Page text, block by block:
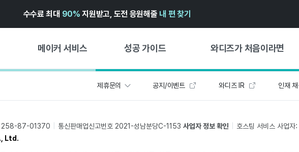
수수료 최대 90% 지원받고, 도전 응원해줄 내 편 찾기
메이커 서비스 성공 가이드 와디즈가 처음이라면
도움말센터 ↗︎
펀딩 성공 가이드
와디즈 스쿨
첫 시작 가이드
경험형
제휴문의 공지/이벤트 와디즈 IR 인재
258-87-01370 통신판매업신고번호 2021-성남분당C-1153 사업자 정보 확인 호스팅 서비스 사업자
Ltd.